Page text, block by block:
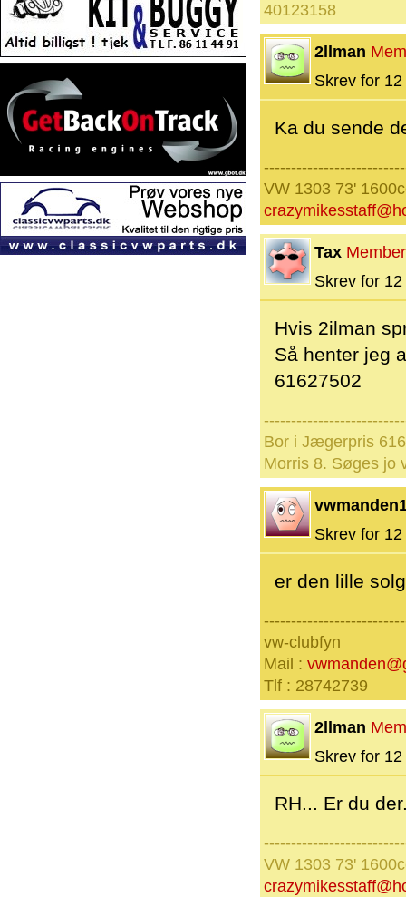
40123158
2llman
Skrev for
Ka du sende
VW 1303 73'
Tax Member
Skrev for
Hvis 2ilman
Så henter jeg
61627502
Bor i Jægerpris
Morris 8. Søges jo
Skrev for
er den lille
vw-clubfyn
Mail :
Tlf : 28742739
2llman
Skrev for
RH... Er du
VW 1303 73'